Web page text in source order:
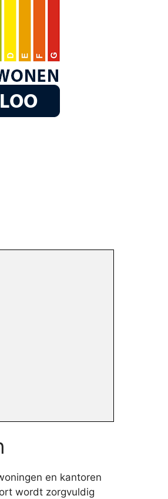
en kantoren
wordt zorgvuldig